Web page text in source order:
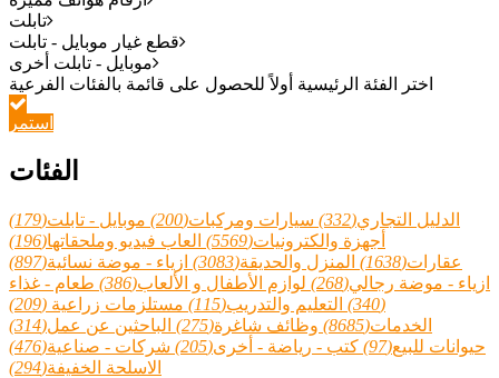
تابلت
قطع غيار موبايل - تابلت
موبايل - تابلت أخرى
استمر
الفئات
الدليل التجاري(332) سيارات ومركبات(200) موبايل - تابلت(179)
أجهزة والكترونيات(5569) العاب فيديو وملحقاتها(196)
عقارات(1638) المنزل والحديقة(3083) ازياء - موضة نسائية(897)
ازياء - موضة رجالي(268) لوازم الأطفال و الألعاب(386)
طعام - غذاء
(340)
التعليم والتدريب(115) مستلزمات زراعية (209)
الخدمات(8685) وظائف شاغرة(275) الباحثين عن عمل(314)
حيوانات للبيع(97) كتب - رياضة - أخرى(205) شركات - صناعية(476)
الاسلحة الخفيفة(294)